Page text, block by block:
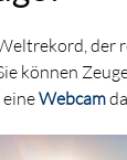
können
Webcam